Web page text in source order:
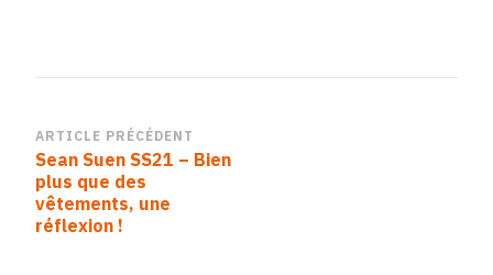
Navigation
d’article
ARTICLE PRÉCÉDENT
Sean Suen SS21 – Bien
plus que des
vêtements, une
réflexion !